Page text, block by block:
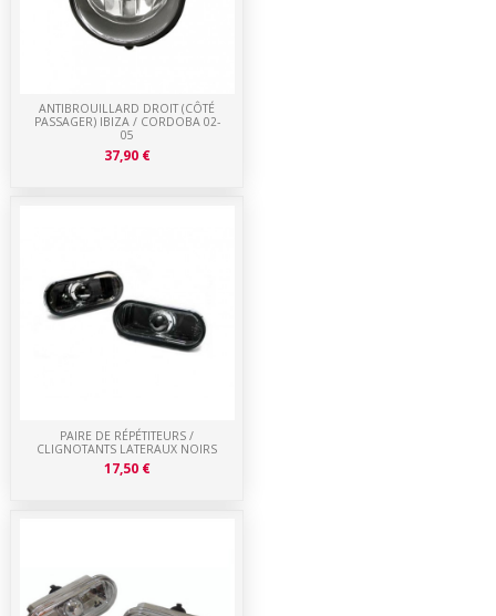
PAIRE DE RÉPÉTITEURS /
CLIGNOTANTS LATERAUX NOIRS
17,50 €
ANTIBROUILLARD DROIT (CÔTÉ
PASSAGER) IBIZA / CORDOBA 02-
05
37,90 €